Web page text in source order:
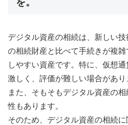
デジタル資産の相続は、新しい
の相続財産と比べて手続きが複
しやすい資産です。特に、仮想
激しく、評価が難しい場合があり
また、そもそもデジタル資産の
性もあります。
そのため、デジタル資産の相続